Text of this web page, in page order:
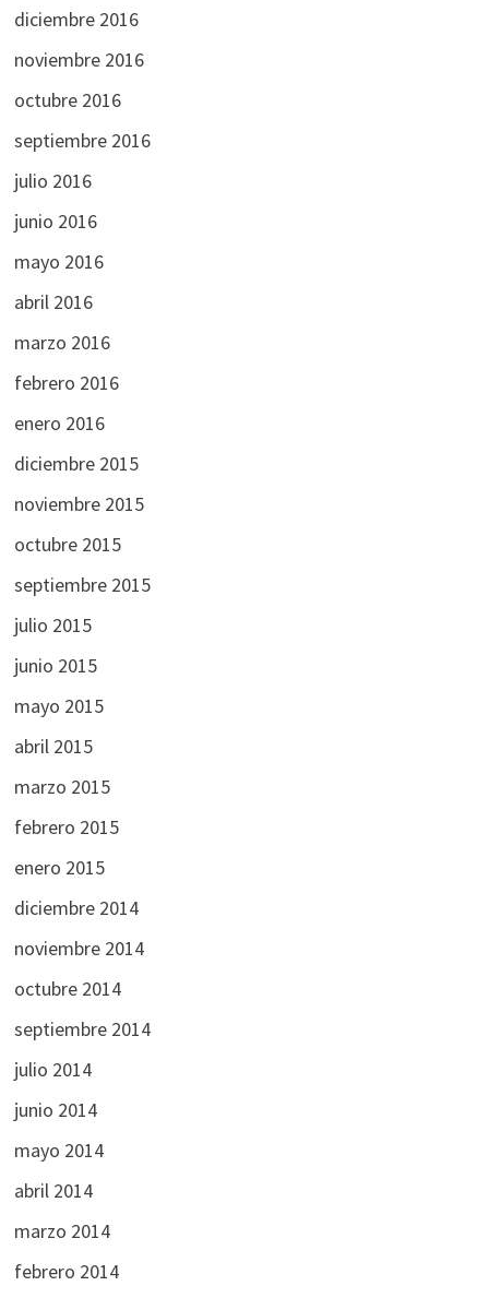
diciembre 2016
noviembre 2016
octubre 2016
septiembre 2016
julio 2016
junio 2016
mayo 2016
abril 2016
marzo 2016
febrero 2016
enero 2016
diciembre 2015
noviembre 2015
octubre 2015
septiembre 2015
julio 2015
junio 2015
mayo 2015
abril 2015
marzo 2015
febrero 2015
enero 2015
diciembre 2014
noviembre 2014
octubre 2014
septiembre 2014
julio 2014
junio 2014
mayo 2014
abril 2014
marzo 2014
febrero 2014